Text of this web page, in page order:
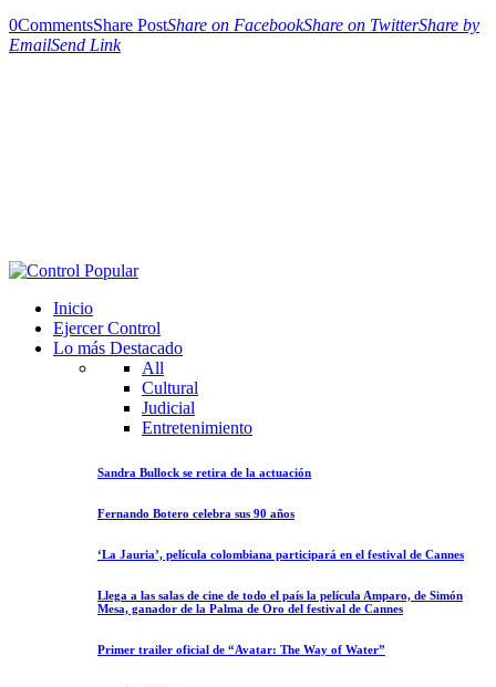
0CommentsShare PostShare on FacebookShare on TwitterShare by
EmailSend Link
Inicio
Ejercer Control
Lo más Destacado
All
Cultural
Judicial
Entretenimiento
Sandra Bullock se retira de la actuación
Fernando Botero celebra sus 90 años
‘La Jauria’, película colombiana participará en el festival de Cannes
Llega a las salas de cine de todo el país la película Amparo, de Simón
Mesa, ganador de la Palma de Oro del festival de Cannes
Primer trailer oficial de “Avatar: The Way of Water”